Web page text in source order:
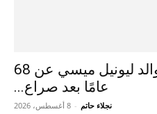
وفاة خورخي ميسي والد ليونيل ميسي عن 68
عامًا بعد صراع...
نجلاء حاتم - 8 أغسطس، 2026